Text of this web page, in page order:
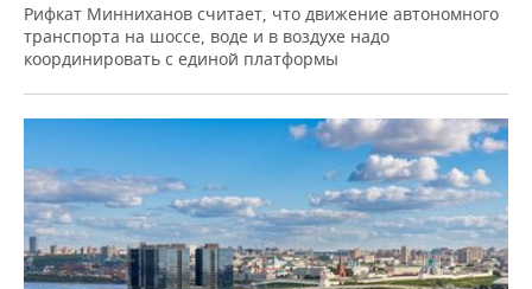
Рифкат Минниханов считает, что движение автономного
транспорта на шоссе, воде и в воздухе надо
координировать с единой платформы